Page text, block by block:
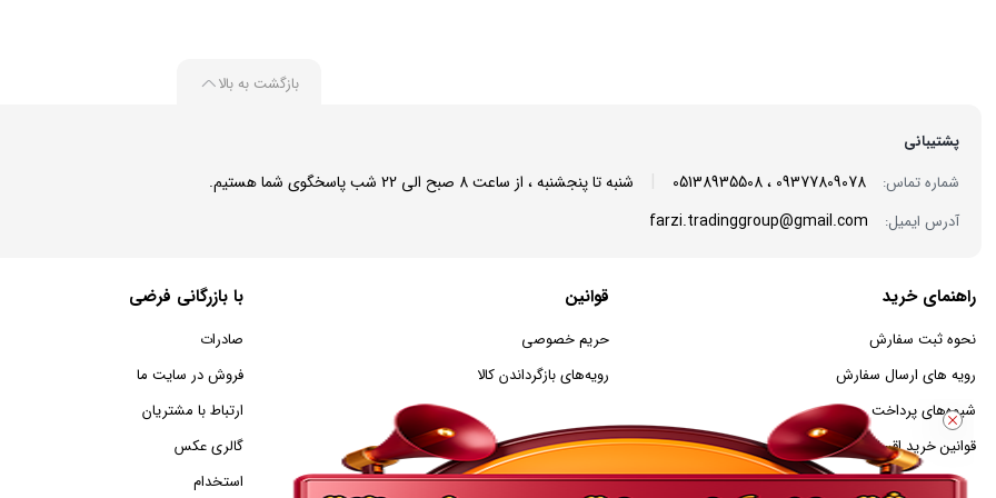
بازگشت به بالا
پشتیبانی
شماره تماس:
09377809078 ، 05138935508 شنبه تا پنجشنبه ، از ساعت 8 صبح الی 22 شب پاسخگوی شما هستیم.
آدرس ایمیل: farzi.tradinggroup@gmail.com
راهنمای خرید
نحوه ثبت سفارش
رویه های ارسال سفارش
شیوه‌های پرداخت
قوانین خرید اقساطی
قوانین
حریم خصوصی
رویه‌های بازگرداندن کالا
با بازرگانی فرضی
صادرات
فروش در سایت ما
ارتباط با مشتریان
گالری عکس
استخدام